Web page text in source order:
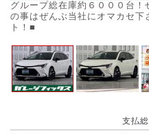
グループ総在庫約６０００台
の事はぜんぶ当社にオマカセ下
ト！■
支払